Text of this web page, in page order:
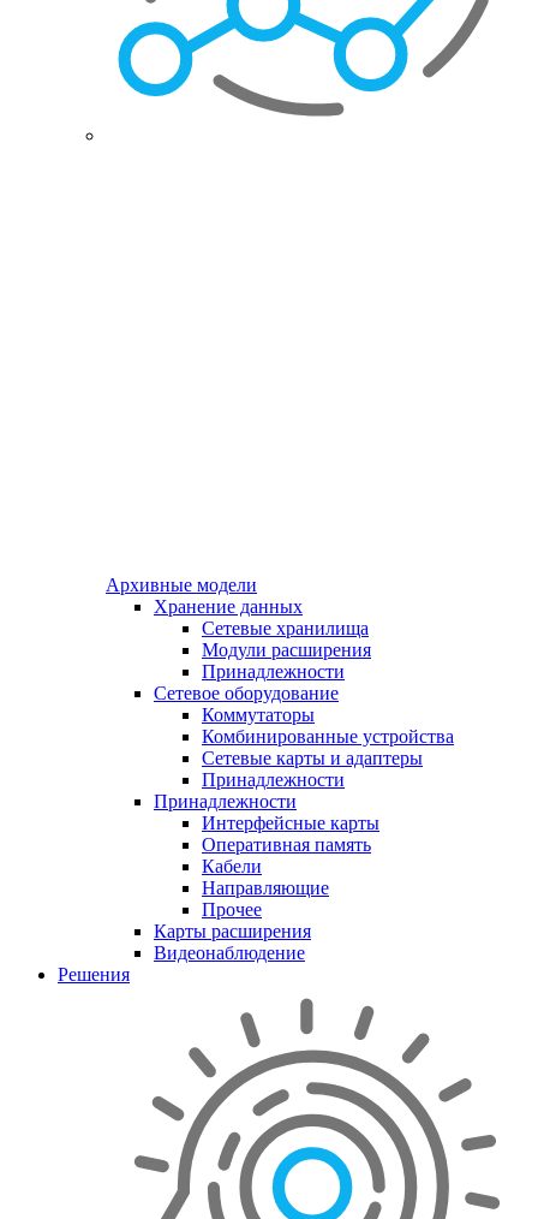
Архивные модели
Хранение данных
Сетевые хранилища
Модули расширения
Принадлежности
Сетевое оборудование
Коммутаторы
Комбинированные устройства
Сетевые карты и адаптеры
Принадлежности
Принадлежности
Интерфейсные карты
Оперативная память
Кабели
Направляющие
Прочее
Карты расширения
Видеонаблюдение
Решения